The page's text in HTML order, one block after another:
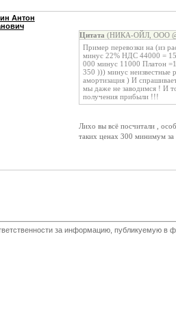
Антон
Цитата (НИКА-ОЙЛ, ООО @
Пример перевозки на (из
минус 22% НДС 44000 =
000 минус 11000 Платон
350 ))) минус неизвестные
амортизация ) И
мы даже не заводимся ! И
получения прибыли !!!
Лихо вы всё посчитали ,
таких ценах 300 минимум за
за информацию, публикуемую